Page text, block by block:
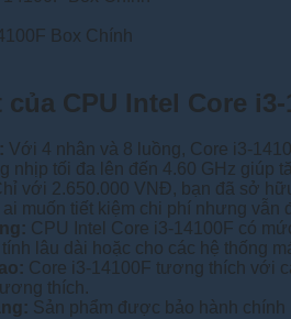
Box Chính
CPU Intel Core i3-
Với 4 nhân và 8 luồng, Core i3-
nhịp tối đa lên đến 4.60 GHz giúp
với 2.650.000 VNĐ, bạn đã sở
muốn tiết kiệm chi phí nhưng vẫn
CPU Intel Core i3-14100F có
lâu dài hoặc cho các hệ thống
Core i3-14100F tương thích với
thích.
Sản phẩm được bảo hành